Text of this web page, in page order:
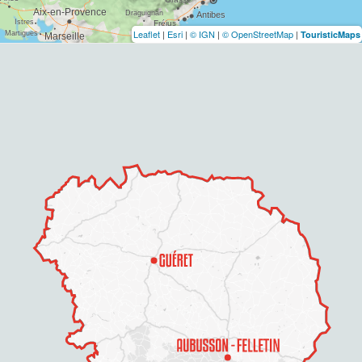
Leaflet | Esri | © IGN | © OpenStreetMap | TouristicMaps